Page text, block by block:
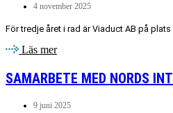
4 november 2025
För tredje året i rad är Viaduct AB på
Läs mer
SAMARBETE MED NORDS
9 juni 2025